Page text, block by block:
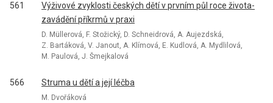
561
Výživové zvyklosti českých dětí v prvním půl roce života-
zavádění příkrmů v praxi
D. Müllerová, F. Stožický, D. Schneidrová, A. Aujezdská,
Z. Bartáková, V. Janout, A. Klímová, E. Kudlová, A. Mydlilová,
M. Paulová, J. Šmejkalová
566 Struma u dětí a její léčba
M. Dvořáková